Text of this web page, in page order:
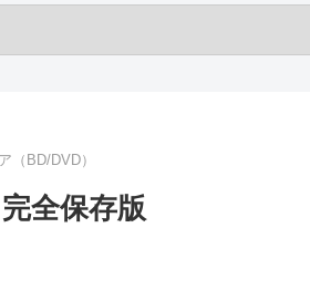
（BD/DVD）
全保存版